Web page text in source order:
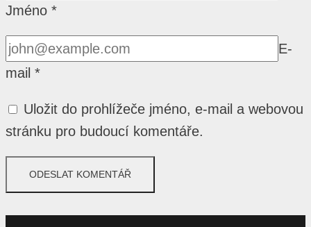
Jméno *
E-
mail *
Uložit do prohlížeče jméno, e-mail a webovou
stránku pro budoucí komentáře.